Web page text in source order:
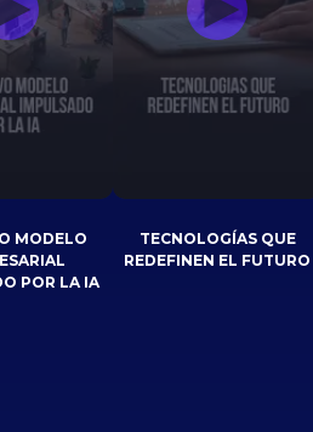
MODELO
POR LA IA
TECNOLOGÍAS QUE
REDEFINEN EL FUTURO